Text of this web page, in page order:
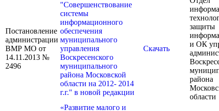
Постановление
администрации
ВМР МО от
14.11.2013 №
2496
"Совершенствование
системы
информационного
обеспечения
муниципального
управления
Воскресенского
муниципального
района Московской
области на 2012- 2014
г.г." в новой редакции
Скачать
защиты
и ОК
района
области
«Развитие малого и